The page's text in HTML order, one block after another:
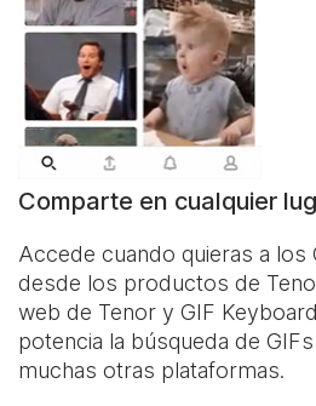
Comparte en cualquier
Accede cuando quieras a los
desde los productos de
web de Tenor y GIF Keyboard
potencia la búsqueda de
muchas otras plataformas.